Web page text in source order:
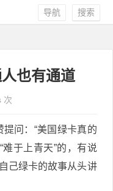
搜索
导航
也有通道
次
问： “美国绿卡真的
于上青天”的，有说
己绿卡的故事从头讲